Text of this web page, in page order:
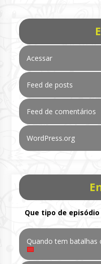
Acessar
Feed de posts
Feed de comentários
WordPress.org
Que tipo de
Quando tem batalhas